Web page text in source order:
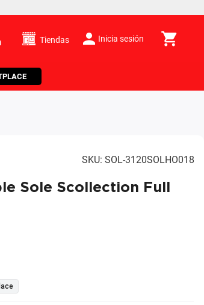
Tiendas Inicia sesión
SKU: SOL-3120SOLHO018
Sole Scollection Full